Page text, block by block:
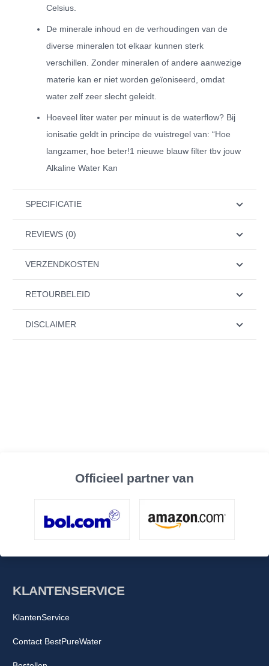
Celsius.
De minerale inhoud en de verhoudingen van de
diverse mineralen tot elkaar kunnen sterk
verschillen. Zonder mineralen of andere aanwezige
materie kan er niet worden geïoniseerd, omdat
water zelf zeer slecht geleidt.
Hoeveel liter water per minuut is de waterflow? Bij
ionisatie geldt in principe de vuistregel van: “Hoe
langzamer, hoe beter!1 nieuwe blauw filter tbv jouw
Alkaline Water Kan
SPECIFICATIE
REVIEWS (0)
VERZENDKOSTEN
RETOURBELEID
DISCLAIMER
Officieel partner van
KLANTENSERVICE
KlantenService
Contact BestPureWater